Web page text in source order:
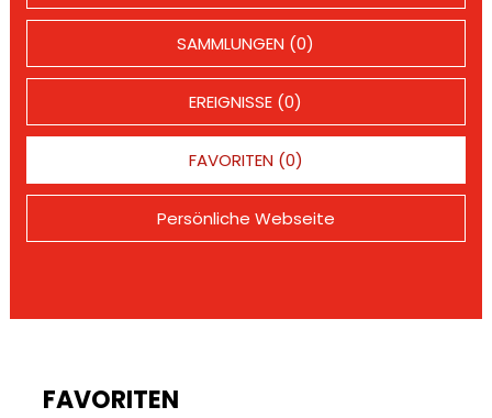
SAMMLUNGEN (0)
EREIGNISSE (0)
FAVORITEN (0)
Persönliche Webseite
FAVORITEN